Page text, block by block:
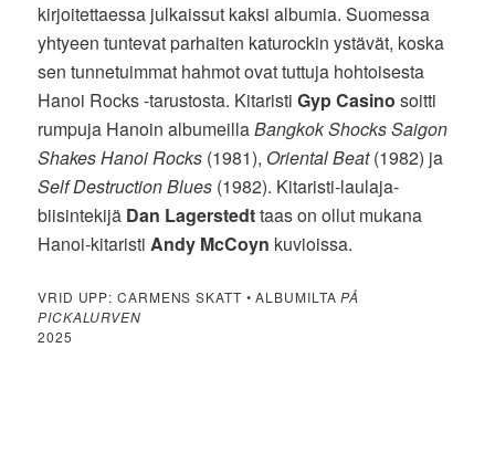
kirjoitettaessa julkaissut kaksi albumia. Suomessa
yhtyeen tuntevat parhaiten katurockin ystävät, koska
sen tunnetuimmat hahmot ovat tuttuja hohtoisesta
Hanoi Rocks -tarustosta. KitaristiGyp Casino soitti
rumpuja Hanoin albumeillaBangkok Shocks Saigon
Shakes Hanoi Rocks (1981), Oriental Beat(1982) ja
Self Destruction Blues (1982). Kitaristi-laulaja-
biisintekijä Dan Lagerstedttaas on ollut mukana
Hanoi-kitaristiAndy McCoyn kuvioissa.
VRID UPP: CARMENS SKATT • ALBUMILTAPÅ
PICKALURVEN
2025